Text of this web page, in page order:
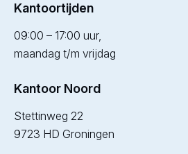
Kantoortijden
09:00 – 17:00 uur,
maandag t/m vrijdag
Kantoor Noord
Stettinweg 22
9723 HD Groningen